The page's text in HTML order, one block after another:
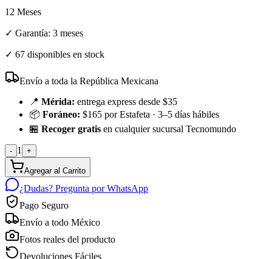
12 Meses
✓ Garantía: 3 meses
✓ 67 disponibles en stock
Envío a toda la República Mexicana
📍 Mérida: entrega express desde $35
📦 Foráneo: $165 por Estafeta · 3–5 días hábiles
🏪 Recoger gratis en cualquier sucursal Tecnomundo
- 1 +
Agregar al Carrito
¿Dudas? Pregunta por WhatsApp
Pago Seguro
Envío a todo México
Fotos reales del producto
Devoluciones Fáciles